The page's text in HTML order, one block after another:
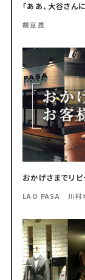
「ああ、大谷さん
胡豆昆
おかげさまでリ
LAO PASA 川村